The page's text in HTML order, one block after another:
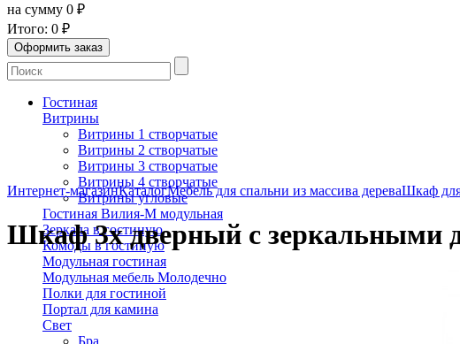
на сумму 0 ₽
Итого: 0 ₽
Гостиная
Витрины
Витрины 1 створчатые
Витрины 2 створчатые
Витрины 3 створчатые
Витрины 4 створчатые
Витрины угловые
Гостиная Вилия-М модульная
Зеркала в гостиную
Комоды в гостиную
Модульная гостиная
Модульная мебель Молодечно
Полки для гостиной
Портал для камина
Свет
Интернет-магазинКаталогМебель для спальни из массива дереваШкаф для
Шкаф 3х дверный с зеркальными